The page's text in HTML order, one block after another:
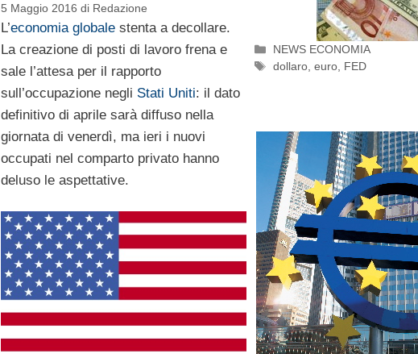
Categorie
NEWS ECONOMIA
Tag
dollaro ,euro FED
5 Maggio 2016 di Redazione
L’economia globalestenta a decollare.
La creazione di posti di lavoro frena e
sale l’attesa per il rapporto
sull’occupazione negli Stati Uniti: il dato
definitivo di aprile sarà diffuso nella
giornata di venerdì, ma ieri i nuovi
occupati nel comparto privato hanno
deluso le aspettative.